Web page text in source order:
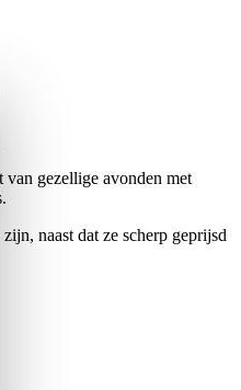
gezellige avonden met
naast dat ze scherp geprijsd